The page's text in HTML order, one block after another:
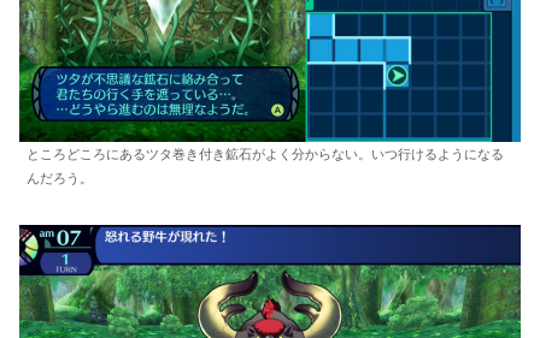
ところどころにあるツタ巻き付き鉱石がよく分からない。いつ行けるようになる
んだろう。